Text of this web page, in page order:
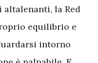
la Red
equilibrio e
intorno